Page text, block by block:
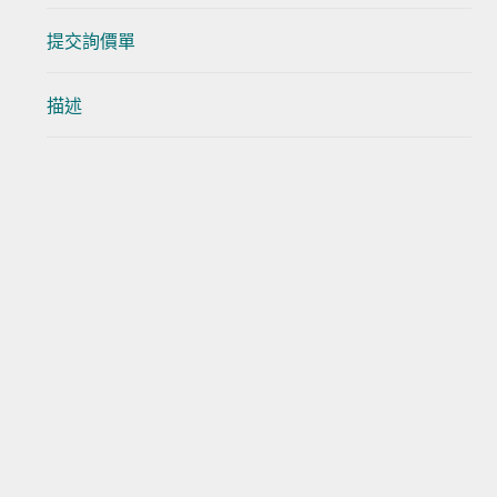
提交詢價單
描述